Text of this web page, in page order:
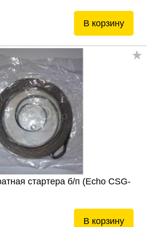
В корзину
стартера б/п (Echo CSG-
В корзину